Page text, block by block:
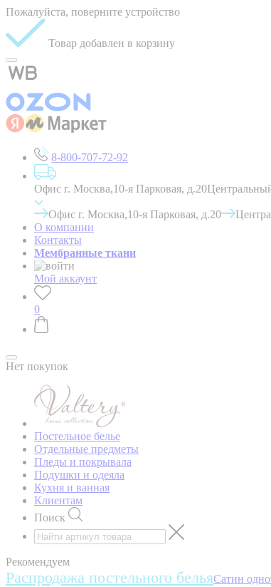
Пожалуйста, поверните устройство
Товар добавлен в корзину
8-800-707-72-92
Офис г. Москва,10-я Парковая, д.20
Офис г. Москва,10-я Парковая, д.20
О компании
Контакты
Мембранные ткани
Мой аккаунт
0
Нет покупок
Постельное белье
Отдельные предметы
Пледы и покрывала
Подушки и одеяла
Кухня и ванная
Клиентам
Поиск
Рекомендуем
Распродажа постельного бельяСатин